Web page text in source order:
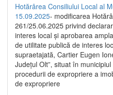
Hotărârea Consiliului Local al
15.09.2025- modificarea
261/25.06.2025 privind
interes local și aprobarea
de utilitate publică de interes
supraetajată, Cartier Eugen
Județul Olt”, situat în
procedurii de expropriere a
de expropriere